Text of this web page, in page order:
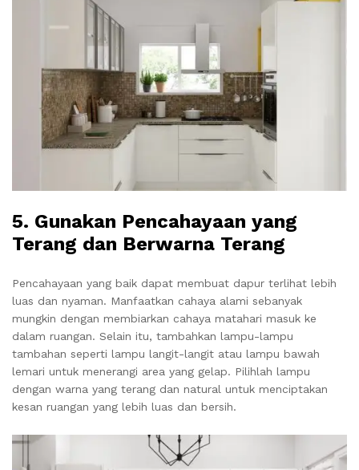
5. Gunakan Pencahayaan yang
Terang dan Berwarna Terang
Pencahayaan yang baik dapat membuat dapur terlihat lebih
luas dan nyaman. Manfaatkan cahaya alami sebanyak
mungkin dengan membiarkan cahaya matahari masuk ke
dalam ruangan. Selain itu, tambahkan lampu-lampu
tambahan seperti lampu langit-langit atau lampu bawah
lemari untuk menerangi area yang gelap. Pilihlah lampu
dengan warna yang terang dan natural untuk menciptakan
kesan ruangan yang lebih luas dan bersih.